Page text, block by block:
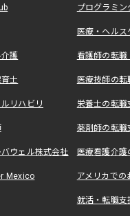
プログラミ
医療・ヘル
護 看護師の転
士 医療技師の
リハビリ 栄養士の転
薬剤師の転
ウェル株式会社 医療看護介
Mexico アメリカで
就活・転職